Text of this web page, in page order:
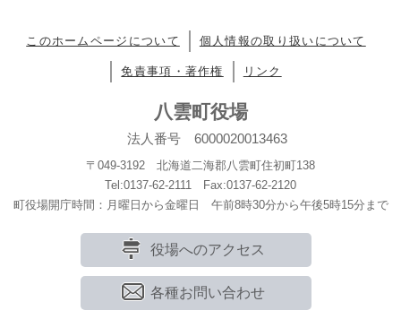
このホームページについて 個人情報の取り扱いについて
免責事項・著作権 リンク
八雲町役場
法人番号 6000020013463
〒049-3192 北海道二海郡八雲町住初町138
Tel:0137-62-2111 Fax:0137-62-2120
町役場開庁時間：月曜日から金曜日 午前8時30分から午後5時15分まで
役場へのアクセス
各種お問い合わせ